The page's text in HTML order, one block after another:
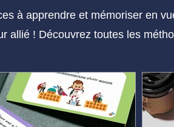
à apprendre et mémoriser en
allié ! Découvrez toutes les